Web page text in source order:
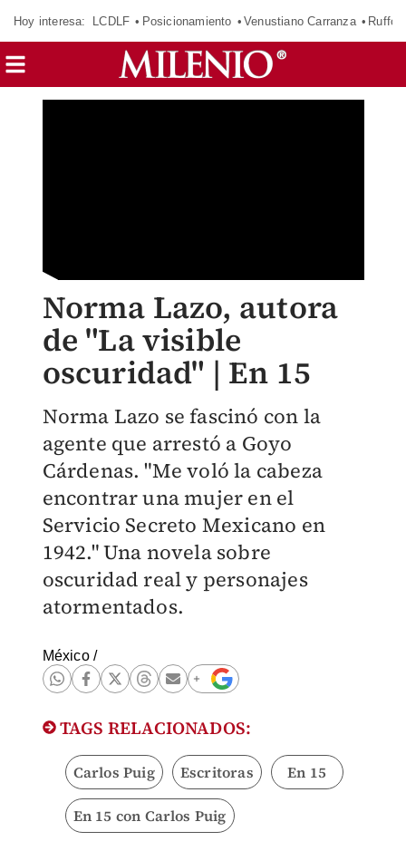
Hoy interesa: LCDLF Posicionamiento Venustiano Carranza Ruffo
Norma Lazo, autora
de "La visible
oscuridad" | En 15
Norma Lazo se fascinó con la
agente que arrestó a Goyo
Cárdenas. "Me voló la cabeza
encontrar una mujer en el
Servicio Secreto Mexicano en
1942." Una novela sobre
oscuridad real y personajes
atormentados.
México/
TAGS RELACIONADOS:
Carlos Puig Escritoras En 15
En 15 con Carlos Puig